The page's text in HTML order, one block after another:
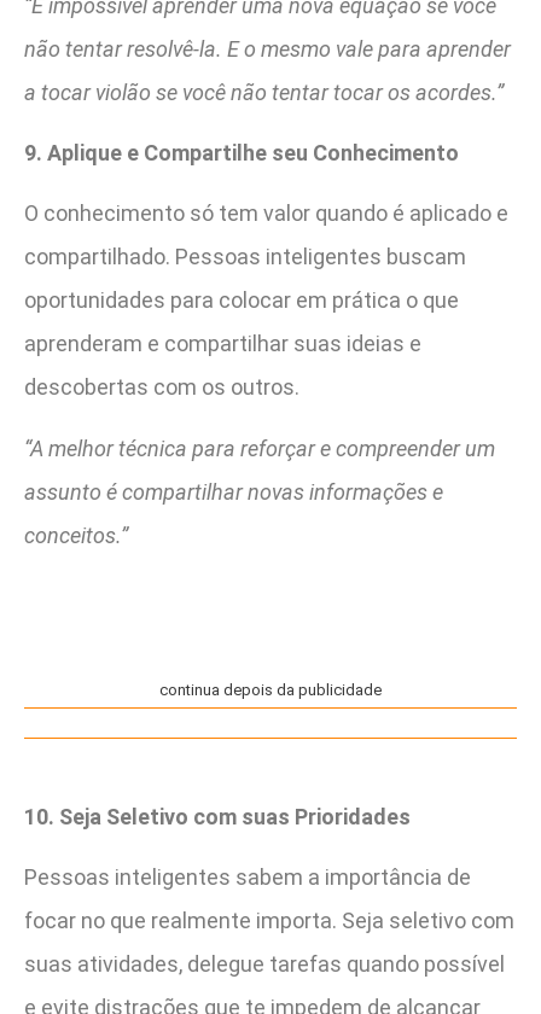
não tentar resolvê-la. E o mesmo vale para aprender
a tocar violão se você não tentar tocar os acordes.”
9. Aplique e Compartilhe seu Conhecimento
O conhecimento só tem valor quando é aplicado e
compartilhado. Pessoas inteligentes buscam
oportunidades para colocar em prática o que
aprenderam e compartilhar suas ideias e
descobertas com os outros.
“A melhor técnica para reforçar e compreender um
assunto é compartilhar novas informações e
conceitos.”
continua depois da publicidade
10. Seja Seletivo com suas Prioridades
Pessoas inteligentes sabem a importância de
focar no que realmente importa. Seja seletivo com
suas atividades, delegue tarefas quando possível
e evite distrações que te impedem de alcançar